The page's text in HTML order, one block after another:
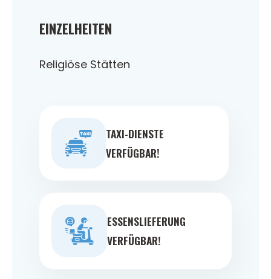
EINZELHEITEN
Religiöse Stätten
TAXI-DIENSTE
VERFÜGBAR!
ESSENSLIEFERUNG
VERFÜGBAR!